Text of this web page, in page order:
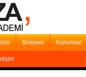
Bireysel Kurumsal